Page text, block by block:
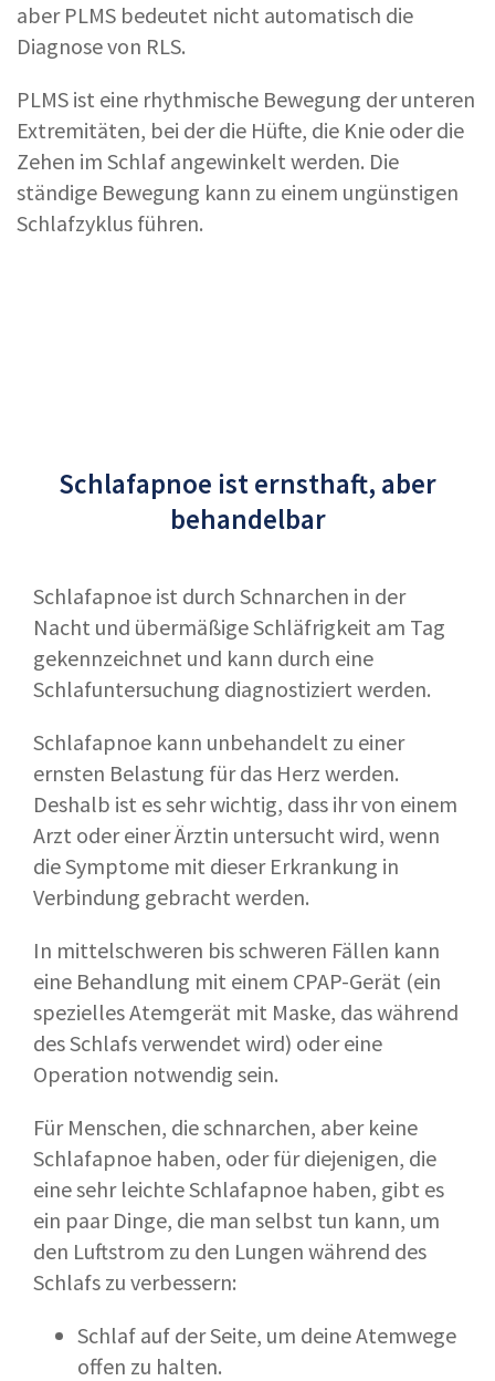
aber PLMS bedeutet nicht automatisch die
Diagnose von RLS.
PLMS ist eine rhythmische Bewegung der unteren
Extremitäten, bei der die Hüfte, die Knie oder die
Zehen im Schlaf angewinkelt werden. Die
ständige Bewegung kann zu einem ungünstigen
Schlafzyklus führen.
Schlafapnoe ist ernsthaft, aber
behandelbar
Schlafapnoe ist durch Schnarchen in der
Nacht und übermäßige Schläfrigkeit am Tag
gekennzeichnet und kann durch eine
Schlafuntersuchung diagnostiziert werden.
Schlafapnoe kann unbehandelt zu einer
ernsten Belastung für das Herz werden.
Deshalb ist es sehr wichtig, dass ihr von einem
Arzt oder einer Ärztin untersucht wird, wenn
die Symptome mit dieser Erkrankung in
Verbindung gebracht werden.
In mittelschweren bis schweren Fällen kann
eine Behandlung mit einem CPAP-Gerät (ein
spezielles Atemgerät mit Maske, das während
des Schlafs verwendet wird) oder eine
Operation notwendig sein.
Für Menschen, die schnarchen, aber keine
Schlafapnoe haben, oder für diejenigen, die
eine sehr leichte Schlafapnoe haben, gibt es
ein paar Dinge, die man selbst tun kann, um
den Luftstrom zu den Lungen während des
Schlafs zu verbessern:
Schlaf auf der Seite, um deine Atemwege
offen zu halten.